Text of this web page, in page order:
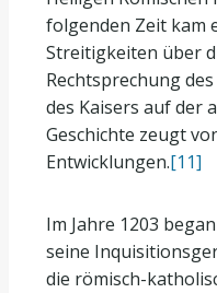
folgenden Zeit kam
Streitigkeiten über
Rechtsprechung
des Kaisers auf der
Geschichte zeugt
Entwicklungen.[11]
Im Jahre 1203
seine
die römisch-